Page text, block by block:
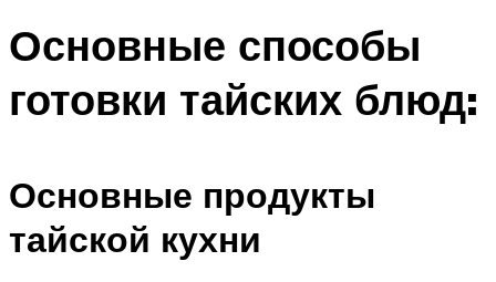
Основные способы
готовки тайских блюд:
Основные продукты
тайской кухни